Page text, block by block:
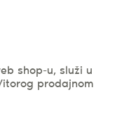
shop-u, služi u
prodajnom